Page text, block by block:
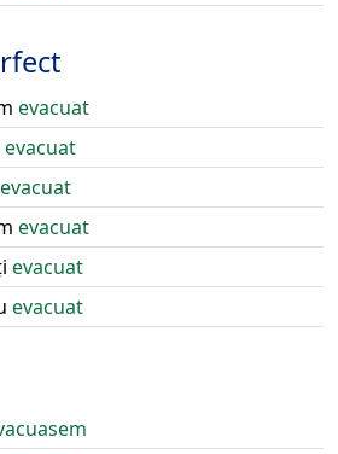
evacuat
evacuat
evacuat
evacuat
evacuat
evacuat